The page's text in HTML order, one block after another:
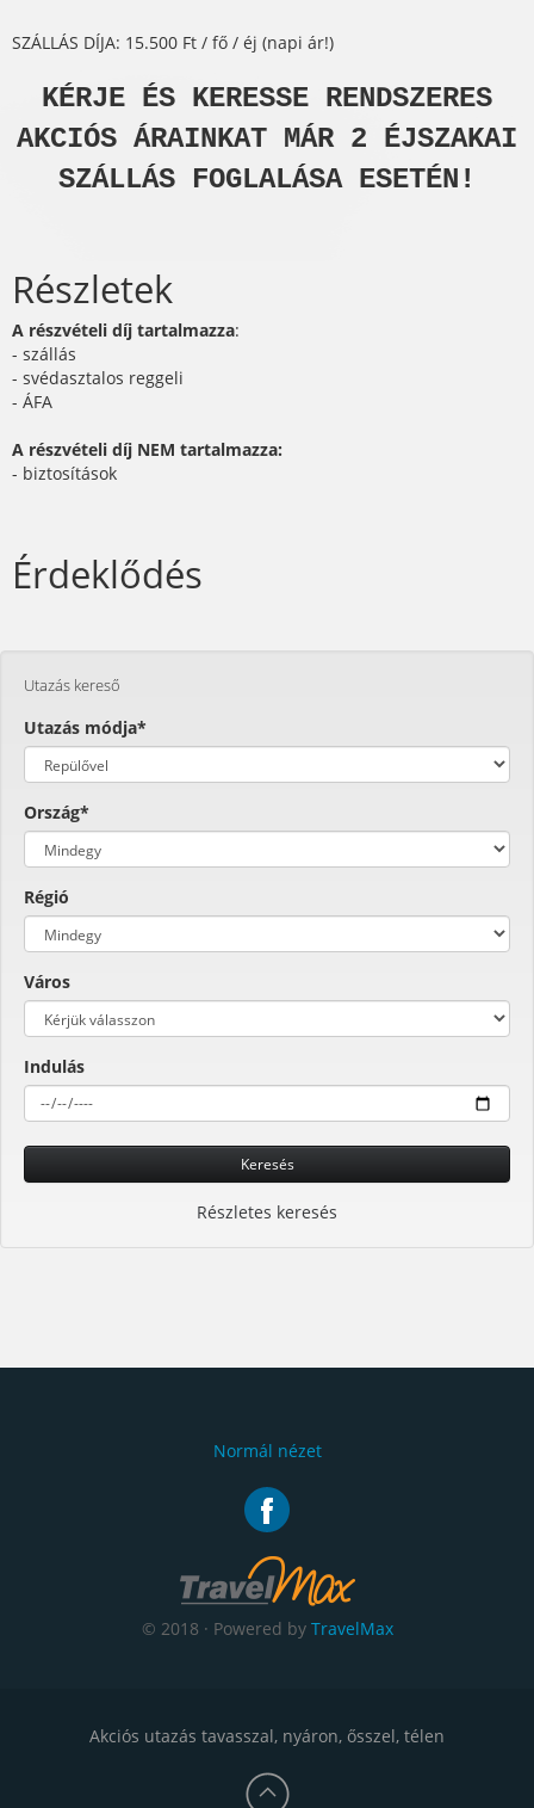
SZÁLLÁS DÍJA: 15.500 Ft / fő / éj (napi ár!)
KÉRJE ÉS KERESSE RENDSZERES
AKCIÓS ÁRAINKAT MÁR 2 ÉJSZAKAI
SZÁLLÁS FOGLALÁSA ESETÉN!
Részletek
A részvételi díj tartalmazza:
- szállás
- svédasztalos reggeli
- ÁFA
A részvételi díj NEM tartalmazza:
- biztosítások
Érdeklődés
Utazás kereső
Utazás módja*
Ország*
Régió
Város
Indulás
Keresés
Részletes keresés
Normál nézet
© 2018 · Powered by TravelMax
Akciós utazás tavasszal, nyáron, ősszel, télen